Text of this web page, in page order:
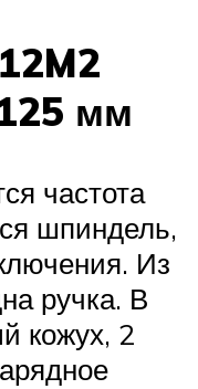
мм
частота
шпиндель,
Из
ручка. В
кожух, 2